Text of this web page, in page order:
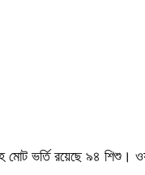
ভর্তি রয়েছে ৯৪ শিশু।